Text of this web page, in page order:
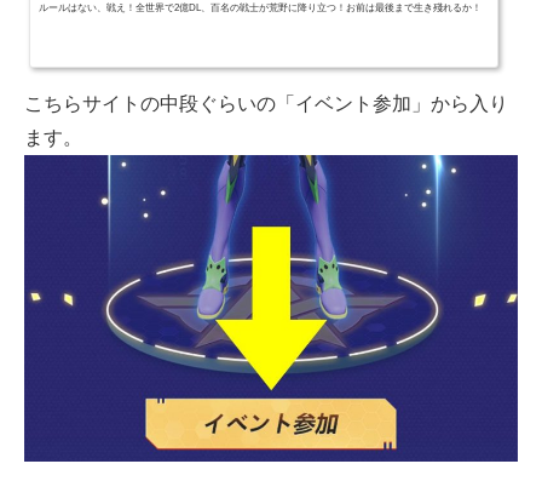
ルールはない、戦え！全世界で2億DL、百名の戦士が荒野に降り立つ！お前は最後まで生き殘れるか！
こちらサイトの中段ぐらいの「イベント参加」から入り
ます。